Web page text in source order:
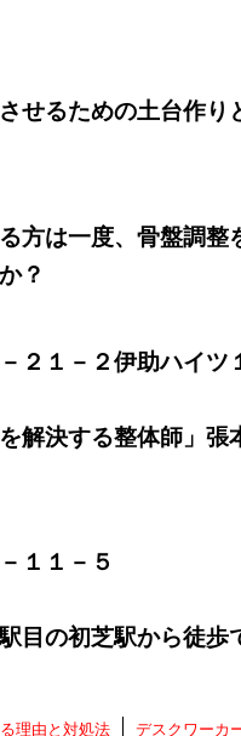
せるための土台作り
方は一度、骨盤調整
？
２１－２伊助ハイツ
解決する整体師」張
１１－５
目の初芝駅から徒歩
理由と対処法 デスクワーカ